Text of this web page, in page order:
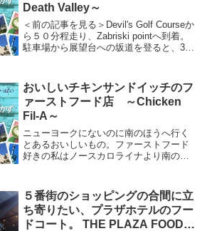
Death Valley～
＜前の記事を見る＞Devil's Golf Courseか
ら５０分程走り、Zabriski pointへ到着。
駐車場から展望台への坂道を登ると、360
分により赤や緑色...
おいしいチキンサンドイッチのフ
ァーストフード店 ～Chicken
Fil-A～
ニューヨークにないのに南のほうへ行く
とあるおいしいもの。ファーストフード
好きの私はノースカロライナより南の州
ね？こちらは、マクドナルドやウェンデ
ィーズと...
５番街のショッピングの合間に立
ち寄りたい、プラザホテルのフー
ドコート。 THE PLAZA FOOD